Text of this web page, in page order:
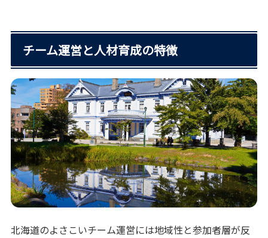
チーム運営と人材育成の特徴
北海道のよさこいチーム運営には地域性と参加者層が反